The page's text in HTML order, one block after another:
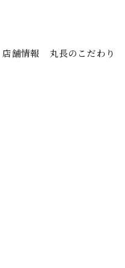
店舗情報 丸長のこだわり